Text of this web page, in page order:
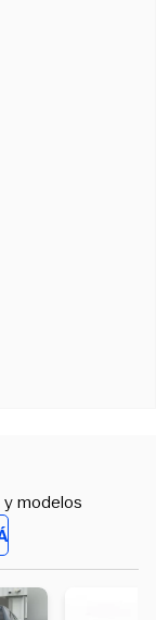
modelos